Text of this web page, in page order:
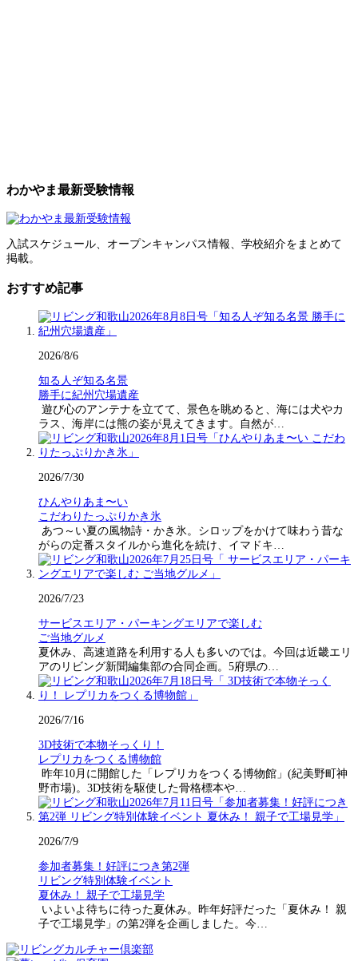
わかやま最新受験情報
入試スケジュール、オープンキャンパス情報、学校紹介をまとめて
掲載。
おすすめ記事
2026/8/6
知る人ぞ知る名景
勝手に紀州穴場遺産
遊び心のアンテナを立てて、景色を眺めると、海には犬やカ
ラス、海岸には熊の姿が見えてきます。自然が…
2026/7/30
ひんやりあま〜い
こだわりたっぷりかき氷
あつ～い夏の風物詩・かき氷。シロップをかけて味わう昔な
がらの定番スタイルから進化を続け、イマドキ…
2026/7/23
サービスエリア・パーキングエリアで楽しむ
ご当地グルメ
夏休み、高速道路を利用する人も多いのでは。今回は近畿エリ
アのリビング新聞編集部の合同企画。5府県の…
2026/7/16
3D技術で本物そっくり！
レプリカをつくる博物館
昨年10月に開館した「レプリカをつくる博物館」(紀美野町神
野市場)。3D技術を駆使した骨格標本や…
2026/7/9
参加者募集！好評につき第2弾
リビング特別体験イベント
夏休み！ 親子で工場見学
いよいよ待ちに待った夏休み。昨年好評だった「夏休み！ 親
子で工場見学」の第2弾を企画しました。今…